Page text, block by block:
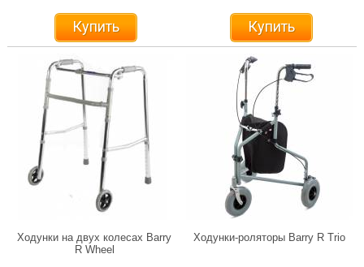
Купить Купить
Ходунки на двух колесах Barry
R Wheel
Ходунки-роляторы Barry R Trio